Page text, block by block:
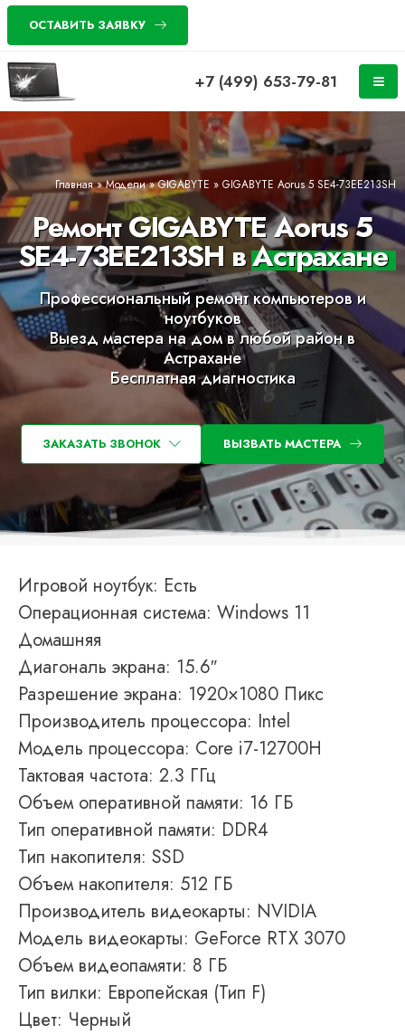
ОСТАВИТЬ ЗАЯВКУ
+7 (499) 653-79-81
Главная»Модели»GIGABYTE » GIGABYTE Aorus 5 SE4-73EE213SH
Ремонт GIGABYTE Aorus 5
SE4-73EE213SH в Астрахане
Профессиональный ремонт компьютеров и
ноутбуков
Выезд мастера на дом в любой район в
Астрахане
Бесплатная диагностика
ЗАКАЗАТЬ ЗВОНОК ВЫЗВАТЬ МАСТЕРА
Игровой ноутбук: Есть
Операционная система: Windows 11
Домашняя
Диагональ экрана: 15.6″
Разрешение экрана: 1920×1080 Пикс
Производитель процессора: Intel
Модель процессора: Core i7-12700H
Тактовая частота: 2.3 ГГц
Объем оперативной памяти: 16 ГБ
Тип оперативной памяти: DDR4
Тип накопителя: SSD
Объем накопителя: 512 ГБ
Производитель видеокарты: NVIDIA
Модель видеокарты: GeForce RTX 3070
Объем видеопамяти: 8 ГБ
Тип вилки: Европейская (Тип F)
Цвет: Черный